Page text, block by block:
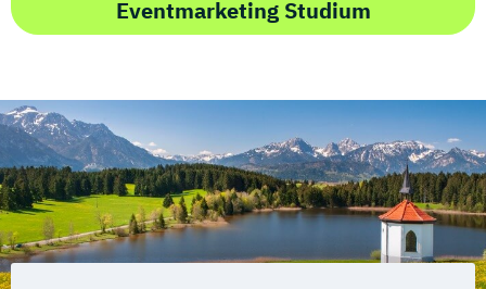
Eventmarketing Studium